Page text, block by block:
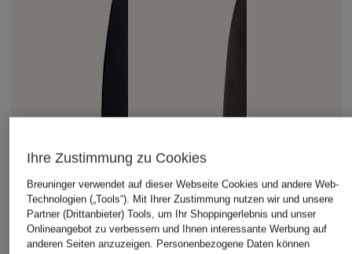
Ihre Zustimmung zu Cookies
Breuninger verwendet auf dieser Webseite Cookies und andere Web-
Technologien („Tools“). Mit Ihrer Zustimmung nutzen wir und unsere
Partner (Drittanbieter) Tools, um Ihr Shoppingerlebnis und unser
Onlineangebot zu verbessern und Ihnen interessante Werbung auf
anderen Seiten anzuzeigen. Personenbezogene Daten können